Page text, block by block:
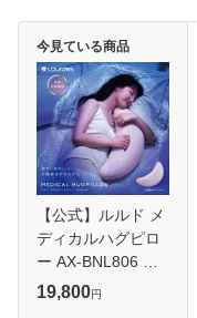
【公式】ルルド メ
ディカルハグピロ
ー AX-BNL806 電
位治療器 抱き枕 肩
19,800円
今見ている商品